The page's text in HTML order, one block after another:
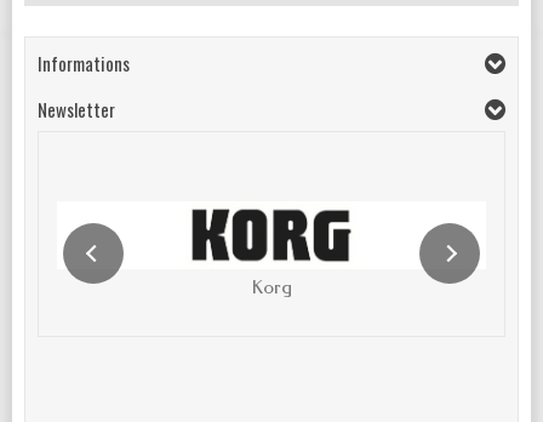
Informations
Newsletter
Korg